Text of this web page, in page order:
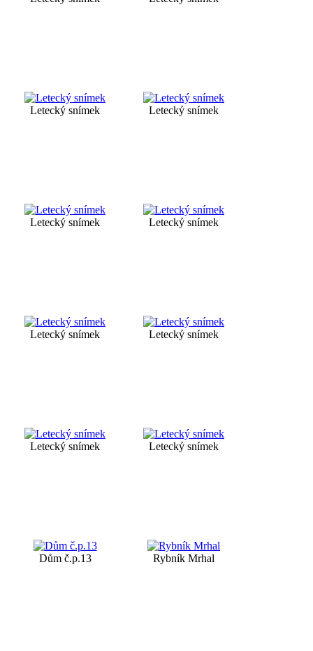
Letecký snímek Letecký snímek
Letecký snímek Letecký snímek
Letecký snímek Letecký snímek
Letecký snímek Letecký snímek
Dům č.p.13 Rybník Mrhal